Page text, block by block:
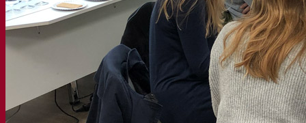
Développement de produits
Nos marques
E2U™ – Easy To Use
SafYeast™
All In 1™
Fermentis Academy™
Autres services
Fabrication à façon
Dégustations de boissons